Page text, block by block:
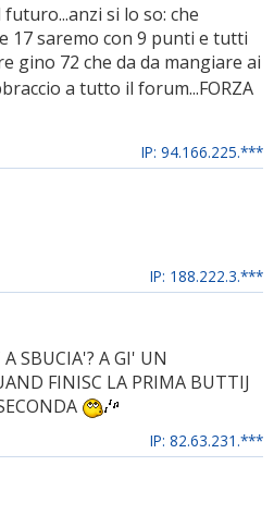
si lo so: che
17 saremo con 9 punti e tutti
gino 72 che da da mangiare ai
a tutto il forum...FORZA
IP: 94.166.225.***
IP: 188.222.3.***
SBUCIA'? A GI' UN
FINISC LA PRIMA BUTTIJ
IP: 82.63.231.***